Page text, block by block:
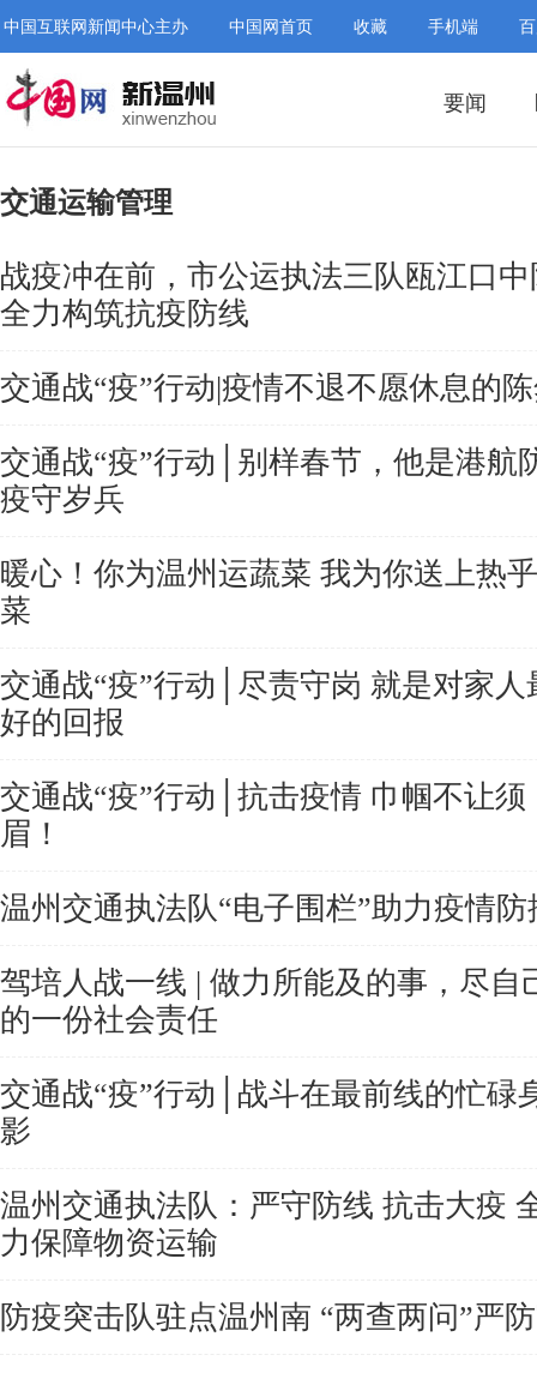
中国互联网新闻中心主办 中国网首页 收藏 手机端
要闻
交通运输管理
战疫冲在前，市公运执法三队瓯江口中
全力构筑抗疫防线
交通战“疫”行动|疫情不退不愿休息的
交通战“疫”行动│别样春节，他是港航
疫守岁兵
暖心！你为温州运蔬菜 我为你送上热
菜
交通战“疫”行动│尽责守岗 就是对家人
好的回报
交通战“疫”行动│抗击疫情 巾帼不让须
眉！
温州交通执法队“电子围栏”助力疫情防
驾培人战一线 | 做力所能及的事，尽自
的一份社会责任
交通战“疫”行动│战斗在最前线的忙碌
影
温州交通执法队：严守防线 抗击大疫
力保障物资运输
防疫突击队驻点温州南 “两查两问”严